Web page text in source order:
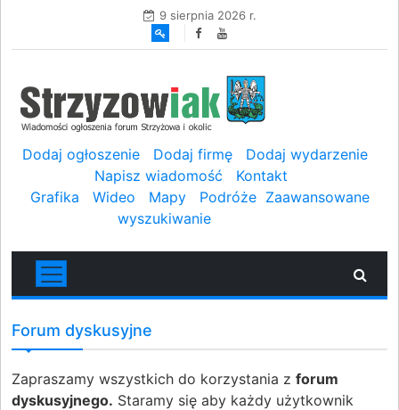
9 sierpnia 2026 r.
Dodaj ogłoszenie Dodaj firmę
Dodaj wydarzenie
Napisz wiadomość
Kontakt
Grafika
Wideo Mapy Podróże Zaawansowane
wyszukiwanie
Forum dyskusyjne
Zapraszamy wszystkich do korzystania z forum
dyskusyjnego. Staramy się aby każdy użytkownik